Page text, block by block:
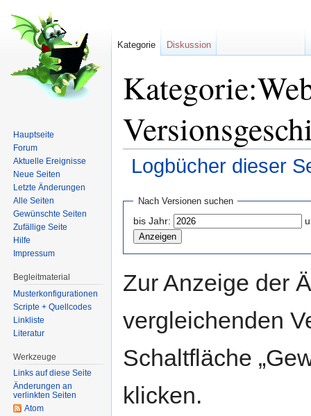
Logbücher dieser
Nach Versionen suchen
bis Jahr:
Zur Anzeige der
vergleichenden
Schaltfläche
klicken.
Kategorie Diskussion
Hauptseite
Forum
Aktuelle Ereignisse
Neue Seiten
Letzte Änderungen
Alle Seiten
Gewünschte Seiten
Zufällige Seite
Hilfe
Impressum
Begleitmaterial
Musterkonfigurationen
Scripte + Quellcodes
Linkliste
Literatur
Werkzeuge
Links auf diese Seite
Änderungen an
verlinkten Seiten
Atom